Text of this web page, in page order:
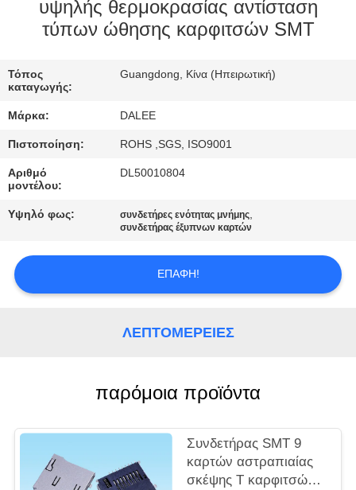
ΈΛΕΓΧΟΣ
ΕΛΆΤΕ
ΣΕ
ΕΠΑΦΉ
ΖΗΤΉΣΤΕ
ΑΠΌΣΠΑΣΜΑ
POLICY
υψηλής θερμοκρασίας αντίσταση
τύπων ώθησης καρφιτσών SMT
Τόπος
καταγωγής:
Guangdong, Κίνα (Ηπειρωτική)
Μάρκα: DALEE
Πιστοποίηση: ROHS ,SGS, ISO9001
Αριθμό
μοντέλου:
DL50010804
Υψηλό φως: συνδετήρες ενότητας μνήμης,
συνδετήρας έξυπνων καρτών
ΕΠΑΦΉ!
ΛΕΠΤΟΜΈΡΕΙΕΣ
παρόμοια προϊόντα
Συνδετήρας SMT 9
καρτών αστραπιαίας
σκέψης Τ καρφιτσών